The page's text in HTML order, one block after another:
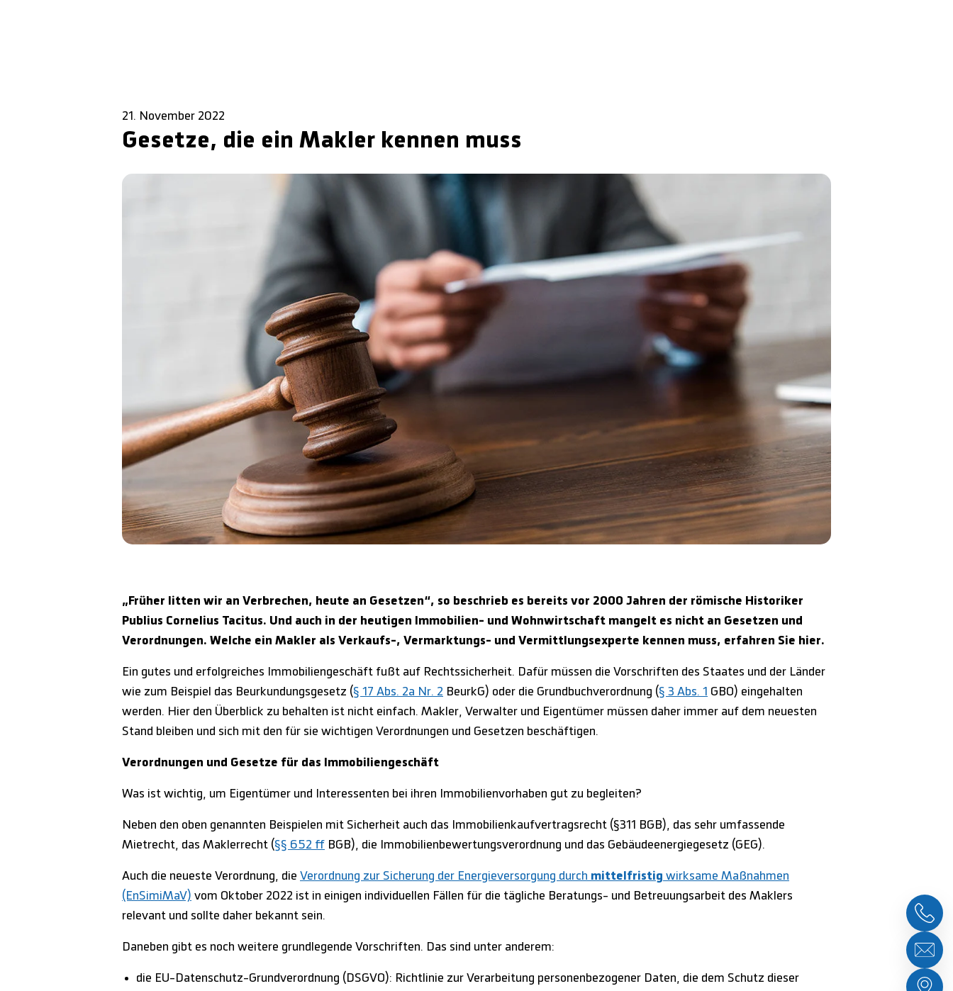
21. November 2022
Gesetze, die ein Makler kennen muss
„Früher litten wir an Verbrechen, heute an Gesetzen“, so beschrieb es bereits vor 2000 Jahren der römische Historiker
Publius Cornelius Tacitus. Und auch in der heutigen Immobilien- und Wohnwirtschaft mangelt es nicht an Gesetzen und
Verordnungen. Welche ein Makler als Verkaufs-, Vermarktungs- und Vermittlungsexperte kennen muss, erfahren Sie hier.
Ein gutes und erfolgreiches Immobiliengeschäft fußt auf Rechtssicherheit. Dafür müssen die Vorschriften des Staates und der Länder
wie zum Beispiel das Beurkundungsgesetz (§ 17 Abs. 2a Nr. 2 BeurkG) oder die Grundbuchverordnung (§ 3 Abs. 1 GBO) eingehalten
werden. Hier den Überblick zu behalten ist nicht einfach. Makler, Verwalter und Eigentümer müssen daher immer auf dem neuesten
Stand bleiben und sich mit den für sie wichtigen Verordnungen und Gesetzen beschäftigen.
Verordnungen und Gesetze für das Immobiliengeschäft
Was ist wichtig, um Eigentümer und Interessenten bei ihren Immobilienvorhaben gut zu begleiten?
Neben den oben genannten Beispielen mit Sicherheit auch das Immobilienkaufvertragsrecht (§311 BGB), das sehr umfassende
Mietrecht, das Maklerrecht (§§ 652 ff BGB), die Immobilienbewertungsverordnung und das Gebäudeenergiegesetz (GEG).
Auch die neueste Verordnung, die Verordnung zur Sicherung der Energieversorgung durch mittelfristig wirksame Maßnahmen
(EnSimiMaV) vom Oktober 2022 ist in einigen individuellen Fällen für die tägliche Beratungs- und Betreuungsarbeit des Maklers
relevant und sollte daher bekannt sein.
Daneben gibt es noch weitere grundlegende Vorschriften. Das sind unter anderem:
die EU-Datenschutz-Grundverordnung ( DSGVO): Richtlinie zur Verarbeitung personenbezogener Daten, die dem Schutz dieser